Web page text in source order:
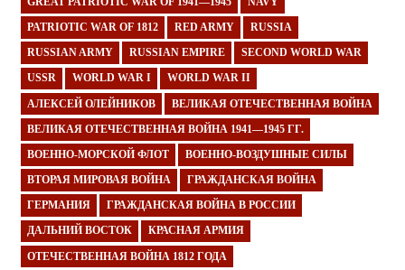
PATRIOTIC WAR OF 1812 RED ARMY RUSSIA
RUSSIAN ARMY RUSSIAN EMPIRE SECOND WORLD WAR
USSR WORLD WAR I WORLD WAR II
АЛЕКСЕЙ ОЛЕЙНИКОВ ВЕЛИКАЯ ОТЕЧЕСТВЕННАЯ ВОЙНА
ВЕЛИКАЯ ОТЕЧЕСТВЕННАЯ ВОЙНА 1941—1945 ГГ.
ВОЕННО-МОРСКОЙ ФЛОТ ВОЕННО-ВОЗДУШНЫЕ СИЛЫ
ВТОРАЯ МИРОВАЯ ВОЙНА ГРАЖДАНСКАЯ ВОЙНА
ГЕРМАНИЯ ГРАЖДАНСКАЯ ВОЙНА В РОССИИ
ДАЛЬНИЙ ВОСТОК КРАСНАЯ АРМИЯ
ОТЕЧЕСТВЕННАЯ ВОЙНА 1812 ГОДА